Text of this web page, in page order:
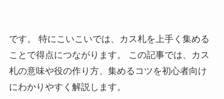
です。 特にこいこいでは、カス札を上手く集める
ことで得点につながります。 この記事では、カス
札の意味や役の作り方、集めるコツを初心者向け
にわかりやすく解説します。